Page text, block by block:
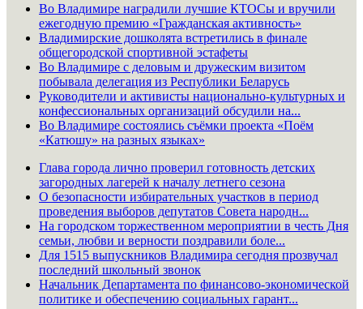
Во Владимире наградили лучшие КТОСы и вручили
ежегодную премию «Гражданская активность»
Владимирские дошколята встретились в финале
общегородской спортивной эстафеты
Во Владимире с деловым и дружеским визитом
побывала делегация из Республики Беларусь
Руководители и активисты национально-культурных и
конфессиональных организаций обсудили на...
Во Владимире состоялись съёмки проекта «Поём
«Катюшу» на разных языках»
Глава города лично проверил готовность детских
загородных лагерей к началу летнего сезона
О безопасности избирательных участков в период
проведения выборов депутатов Совета народн...
На городском торжественном мероприятии в честь Дня
семьи, любви и верности поздравили боле...
Для 1515 выпускников Владимира сегодня прозвучал
последний школьный звонок
Начальник Департамента по финансово-экономической
политике и обеспечению социальных гарант...